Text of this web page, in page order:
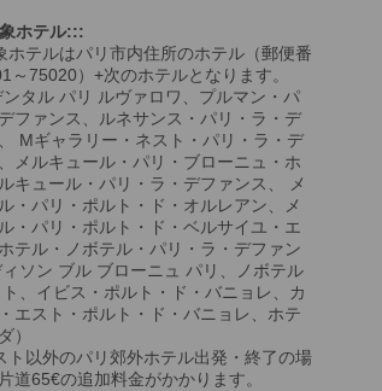
ホテル:::
ホテルはパリ市内住所のホテル（郵便番
～75020）+次のホテルとなります。
タル パリ ルヴァロワ、プルマン・パ
ファンス、ルネサンス・パリ・ラ・デ
Mギャラリー・ネスト・パリ・ラ・デ
メルキュール・パリ・ブローニュ・ホ
キュール・パリ・ラ・デファンス、 メ
・パリ・ポルト・ド・オルレアン、メ
・パリ・ポルト・ド・ベルサイユ・エ
テル・ノボテル・パリ・ラ・デファン
ソン ブル ブローニュ パリ、ノボテル
、イビス・ポルト・ド・バニョレ、カ
エスト・ポルト・ド・バニョレ、ホテ
）
ト以外のパリ郊外ホテル出発・終了の場
道65€の追加料金がかかります。